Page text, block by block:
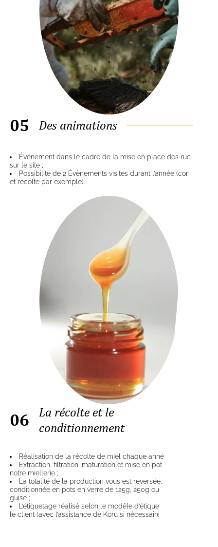
05 Des animations
Événement dans le cadre de la mise en place des ruches
sur le site ;
Possibilité de 2 Évènements visites durant l’année (contrôle
et récolte par exemple).
06
La récolte et le
conditionnement
Réalisation de la récolte de miel chaque année ;
Extraction, filtration, maturation et mise en pot du miel dans
notre miellerie ;
La totalité de la production vous est reversée, elle sera
conditionnée en pots en verre de 125g, 250g ou 500g à votre
guise ;
L’étiquetage réalisé selon le modèle d’étiquette réalisé par
le client (avec l’assistance de Koru si nécessaire).